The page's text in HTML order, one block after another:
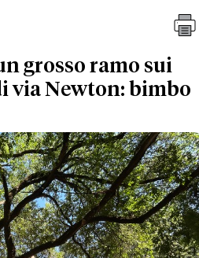
grosso ramo sui
via Newton: bimbo